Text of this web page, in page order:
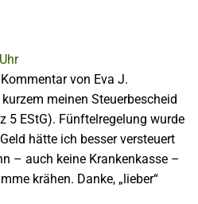
von Eva J.
meinen Steuerbescheid
5 EStG). Fünftelregelung wurde
hätte ich besser versteuert
– auch keine Krankenkasse –
krähen. Danke, „lieber“